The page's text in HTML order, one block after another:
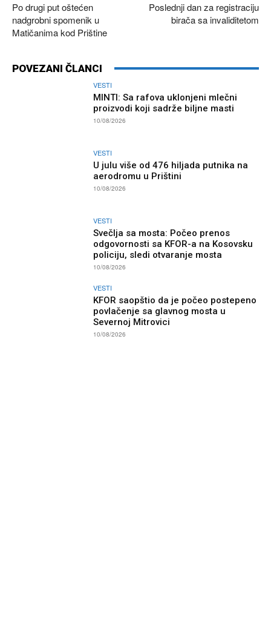
Po drugi put oštećen
nadgrobni spomenik u
Matičanima kod Prištine
Poslednji dan za registraciju
birača sa invaliditetom
POVEZANI ČLANCI
VESTI
MINTI: Sa rafova uklonjeni mlečni
proizvodi koji sadrže biljne masti
10/08/2026
VESTI
U julu više od 476 hiljada putnika na
aerodromu u Prištini
10/08/2026
VESTI
Svečlja sa mosta: Počeo prenos
odgovornosti sa KFOR-a na Kosovsku
policiju, sledi otvaranje mosta
10/08/2026
VESTI
KFOR saopštio da je počeo postepeno
povlačenje sa glavnog mosta u
Severnoj Mitrovici
10/08/2026